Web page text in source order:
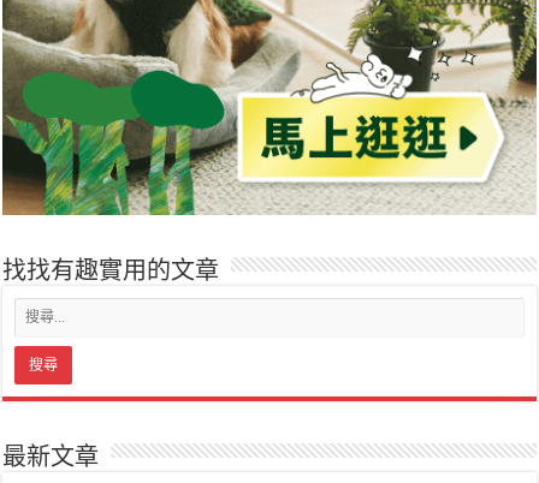
找找有趣實用的文章
最新文章